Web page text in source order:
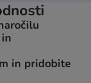
in pridobite